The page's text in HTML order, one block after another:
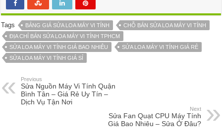
Tags BẢNG GIÁ SỬA LOA MÁY VI TÍNH
CHỖ BÁN SỬA LOA MÁY VI TÍNH
ĐỊA CHỈ BÁN SỬA LOA MÁY VI TÍNH TPHCM
SỬA LOA MÁY VI TÍNH GIÁ BAO NHIÊU
SỬA LOA MÁY VI TÍNH GIÁ RẺ
SỬA LOA MÁY VI TÍNH GIÁ SỈ
Previous
Sửa Nguồn Máy Vi Tính Quận
Bình Tân – Giá Rẻ Uy Tín –
Dịch Vụ Tận Nơi
Next
Sửa Fan Quạt CPU Máy Tính
Giá Bao Nhiêu – Sửa Ở Đâu?